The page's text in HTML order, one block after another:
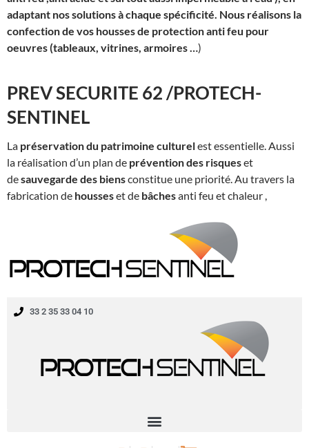
adaptant nos solutions à chaque spécificité. Nous réalisons la
confection de vos housses de protection anti feu pour
oeuvres (tableaux, vitrines, armoires … )
PREV SECURITE 62 /PROTECH-
SENTINEL
La préservation du patrimoine culturelest essentielle. Aussi
la réalisation d’un plan de prévention des risqueset
desauvegarde des biensconstitue une priorité. Au travers la
fabrication de housseset de bâchesanti feu et chaleur ,